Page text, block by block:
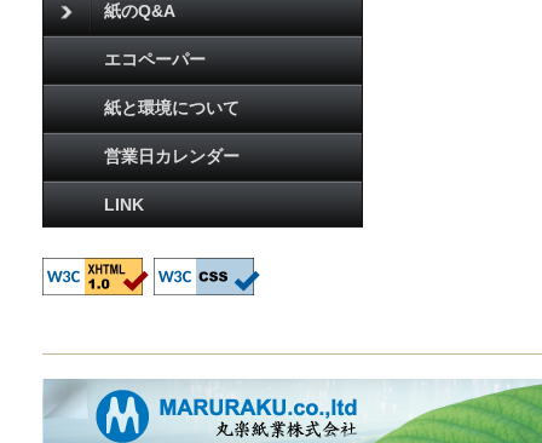
紙のQ&A
エコペーパー
紙と環境について
営業日カレンダー
LINK